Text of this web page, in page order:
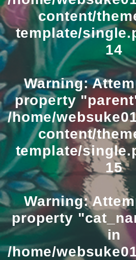
content/
template/
14
Warning:
property
/home/
content/
template/
15
Warning:
property
in
/home/